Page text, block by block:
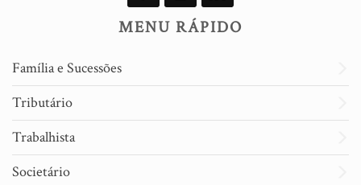
MENU RÁPIDO
Família e Sucessões
Tributário
Trabalhista
Societário